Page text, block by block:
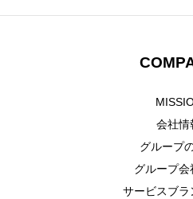
111.1%と二桁成長、夏休み需
会社情
グループ
グループ会
サービスブラ